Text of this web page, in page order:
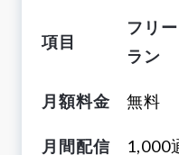
項目
フリ
ラン
月額料金 無料
月間配信
1,000